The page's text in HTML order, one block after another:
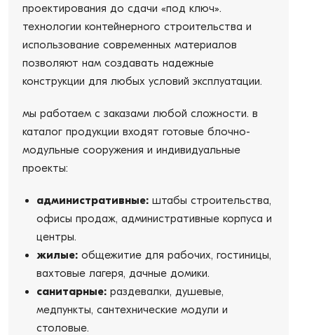
проектирования до сдачи «под ключ».
технологии контейнерного строительства и
использование современных материалов
позволяют нам создавать надежные
конструкции для любых условий эксплуатации.
мы работаем с заказами любой сложности. в
каталог продукции входят готовые блочно-
модульные сооружения и индивидуальные
проекты:
административные: штабы строительства,
офисы продаж, административные корпуса и
центры.
жилые: общежитие для рабочих, гостиницы,
вахтовые лагеря, дачные домики.
санитарные: раздевалки, душевые,
медпункты, сантехнические модули и
столовые.